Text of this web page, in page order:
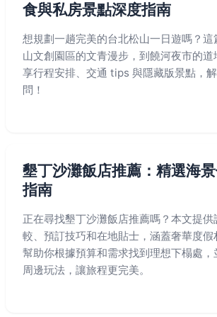
食與私房景點深度指南
想規劃一趟完美的台北松山一日遊嗎？這
山文創園區的文青漫步，到饒河夜市的道
享行程安排、交通 tips 與隱藏版景點，
問！
墾丁沙灘飯店推薦：精選海
指南
正在尋找墾丁沙灘飯店推薦嗎？本文提供
較、預訂技巧和在地貼士，涵蓋奢華度假
幫助你根據預算和需求找到理想下榻處
周邊玩法，讓旅程更完美。